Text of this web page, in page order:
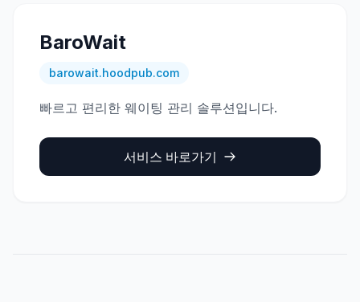
BaroWait
barowait.hoodpub.com
빠르고 편리한 웨이팅 관리 솔루션입니다.
서비스 바로가기